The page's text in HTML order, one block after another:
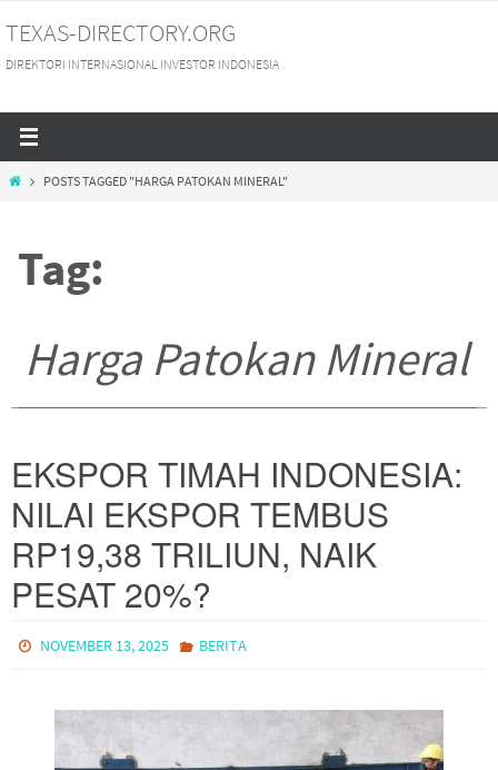
to
content
TEXAS-DIRECTORY.ORG
DIREKTORI INTERNASIONAL INVESTOR INDONESIA
HOMEPOSTS TAGGED "HARGA PATOKAN MINERAL"
Tag:
Harga Patokan Mineral
EKSPOR TIMAH INDONESIA:
NILAI EKSPOR TEMBUS
RP19,38 TRILIUN, NAIK
PESAT 20%?
NOVEMBER 13, 2025 BERITA